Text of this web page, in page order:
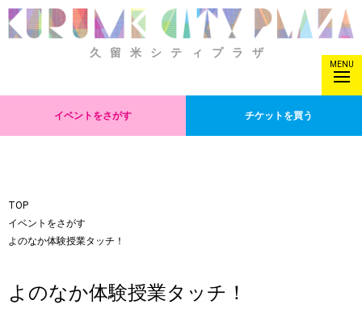
久留米シティプラザ
MENU
イベントをさがす チケットを買う
TOP
イベントをさがす
よのなか体験授業タッチ！
よのなか体験授業タッチ！